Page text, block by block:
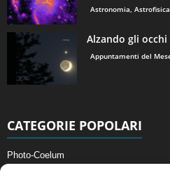
Astronomia,
Alzando gli occhi
Appuntamenti del
CATEGORIE POPOLARI
Photo-Coelum